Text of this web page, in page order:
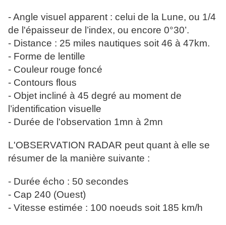
- Angle visuel apparent : celui de la Lune, ou 1/4
de l'épaisseur de l’index, ou encore 0°30’.
- Distance : 25 miles nautiques soit 46 à 47km.
- Forme de lentille
- Couleur rouge foncé
- Contours flous
- Objet incliné à 45 degré au moment de
l’identification visuelle
- Durée de l'observation 1mn à 2mn
L'OBSERVATION RADAR peut quant à elle se
résumer de la manière suivante :
- Durée écho : 50 secondes
- Cap 240 (Ouest)
- Vitesse estimée : 100 noeuds soit 185 km/h